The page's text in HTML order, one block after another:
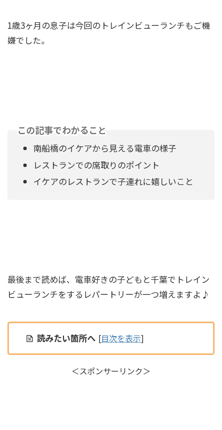
1歳3ヶ月の息子は今回のトレインビューランチもご機
嫌でした。
この記事でわかること
南船橋のイケアから見える電車の様子
レストランでの席取りのポイント
イケアのレストランで子連れに嬉しいこと
最後まで読めば、電車好きの子どもと千葉でトレイン
ビューランチをするレパートリーが一つ増えますよ♪
読みたい箇所へ [目次を表示]
＜スポンサーリンク＞